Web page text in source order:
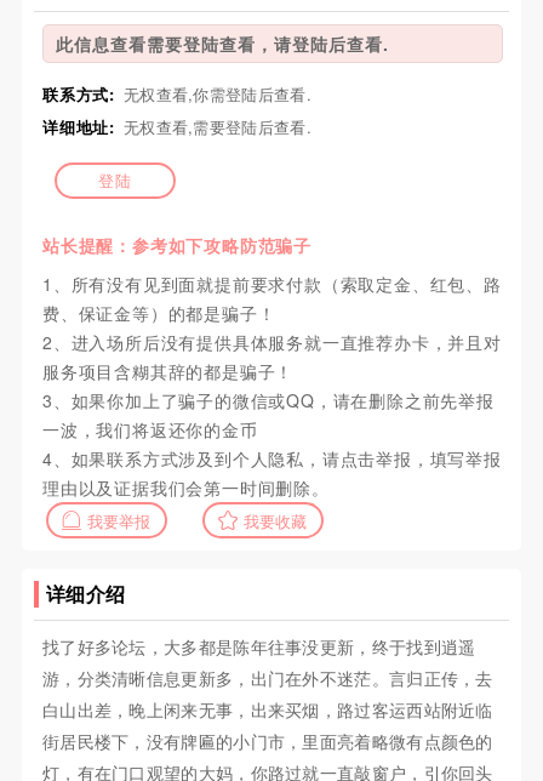
此信息查看需要登陆查看，请登陆后查看.
联系方式: 无权查看,你需登陆后查看.
详细地址: 无权查看,需要登陆后查看.
登陆
站长提醒：参考如下攻略防范骗子
1、所有没有见到面就提前要求付款（索取定金、红包、路
费、保证金等）的都是骗子！
2、进入场所后没有提供具体服务就一直推荐办卡，并且对
服务项目含糊其辞的都是骗子！
3、如果你加上了骗子的微信或QQ，请在删除之前先举报
一波，我们将返还你的金币
4、如果联系方式涉及到个人隐私，请点击举报，填写举报
理由以及证据我们会第一时间删除。
我要举报 我要收藏
详细介绍
找了好多论坛，大多都是陈年往事没更新，终于找到逍遥
游，分类清晰信息更新多，出门在外不迷茫。言归正传，去
白山出差，晚上闲来无事，出来买烟，路过客运西站附近临
街居民楼下，没有牌匾的小门市，里面亮着略微有点颜色的
灯，有在门口观望的大妈，你路过就一直敲窗户，引你回头